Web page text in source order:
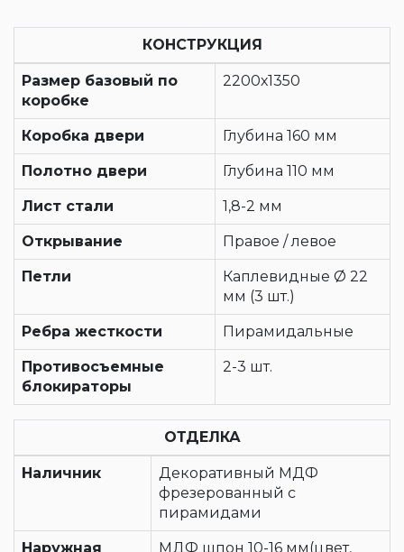
КОНСТРУКЦИЯ
Размер базовый по
коробке
2200х1350
Коробка двери Глубина 160 мм
Полотно двери Глубина 110 мм
Лист стали 1,8-2 мм
Открывание Правое / левое
Петли
Каплевидные Ø 22
мм (3 шт.)
Ребра жесткости Пирамидальные
Противосъемные
блокираторы
2-3 шт.
ОТДЕЛКА
Наличник
Декоративный МДФ
фрезерованный с
пирамидами
Наружная
МДФ шпон 10-16 мм(цвет,